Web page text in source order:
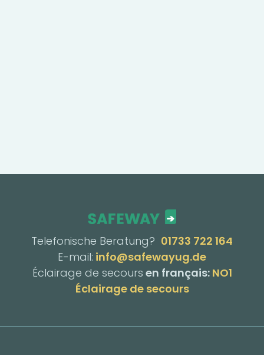
Telefonische Beratung? 01733 722 164
E-mail: info@safewayug.de
Éclairage de secours en français: NO1
Éclairage de secours